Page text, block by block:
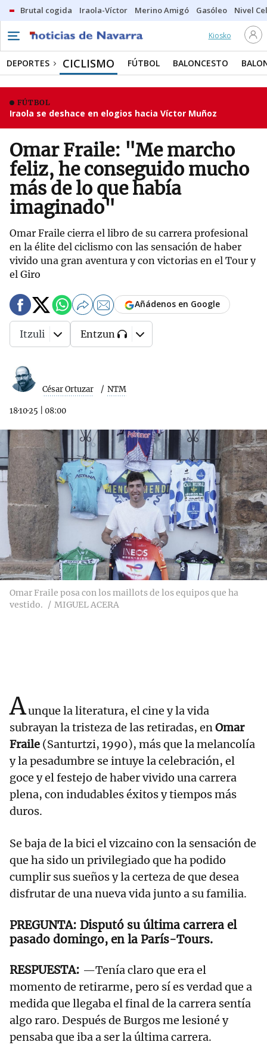
Brutal cogida Iraola-Víctor Merino Amigó Gasóleo Nivel
Kiosko
DEPORTES CICLISMO FÚTBOL BALONCESTO
FÚTBOL
Iraola se deshace en elogios hacia Víctor Muñoz
Omar Fraile: "Me marcho
feliz, he conseguido mucho
más de lo que había
imaginado"
Omar Fraile cierra el libro de su carrera profesional
en la élite del ciclismo con las sensación de haber
vivido una gran aventura y con victorias en el Tour y
el Giro
César Ortuzar NTM
18·10·25 08:00
Añádenos en Google
Itzuli Entzun
Omar Fraile posa con los maillots de los equipos que ha
vestido.
MIGUEL ACERA
Aunque la literatura, el cine y la vida
subrayan la tristeza de las retiradas, enOmar
Fraile (Santurtzi, 1990), más que la melancolía
y la pesadumbre se intuye la celebración, el
goce y el festejo de haber vivido una carrera
plena, con indudables éxitos y tiempos más
duros.
Se baja de la bici el vizcaino con la sensación de
que ha sido un privilegiado que ha podido
cumplir sus sueños y la certeza de que desea
disfrutar de una nueva vida junto a su familia.
Disputó su última carrera el
pasado domingo, en la París-Tours.
—Tenía claro que era el
momento de retirarme, pero sí es verdad que a
medida que llegaba el final de la carrera sentía
algo raro. Después de Burgos me lesioné y
pensaba que iba a ser la última carrera.